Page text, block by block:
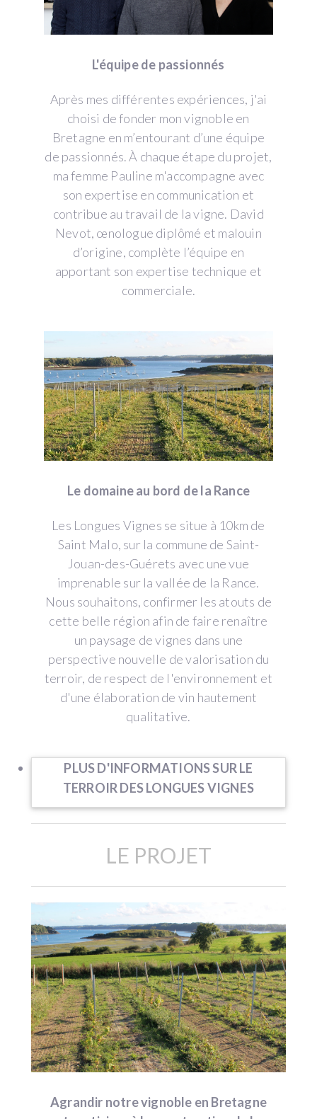
L'équipe de passionnés
Après mes différentes expériences, j'ai
choisi de fonder mon vignoble en
Bretagne en m’entourant d’une équipe
de passionnés. À chaque étape du projet,
ma femme Pauline m'accompagne avec
son expertise en communication et
contribue au travail de la vigne. David
Nevot, œnologue diplômé et malouin
d’origine, complète l’équipe en
apportant son expertise technique et
commerciale.
Le domaine au bord de la Rance
Les Longues Vignes se situe à 10km de
Saint Malo, sur la commune de Saint-
Jouan-des-Guérets avec une vue
imprenable sur la vallée de la Rance.
Nous souhaitons, confirmer les atouts de
cette belle région afin de faire renaître
un paysage de vignes dans une
perspective nouvelle de valorisation du
terroir, de respect de l'environnement et
d'une élaboration de vin hautement
qualitative.
PLUS D'INFORMATIONS SUR LE
TERROIR DES LONGUES VIGNES
LE PROJET
Agrandir notre vignoble en Bretagne